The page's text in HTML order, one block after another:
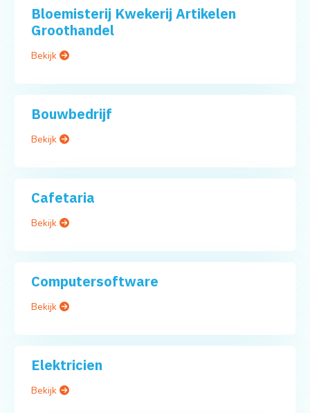
Bloemisterij Kwekerij Artikelen
Groothandel
Bekijk
Bouwbedrijf
Bekijk
Cafetaria
Bekijk
Computersoftware
Bekijk
Elektricien
Bekijk